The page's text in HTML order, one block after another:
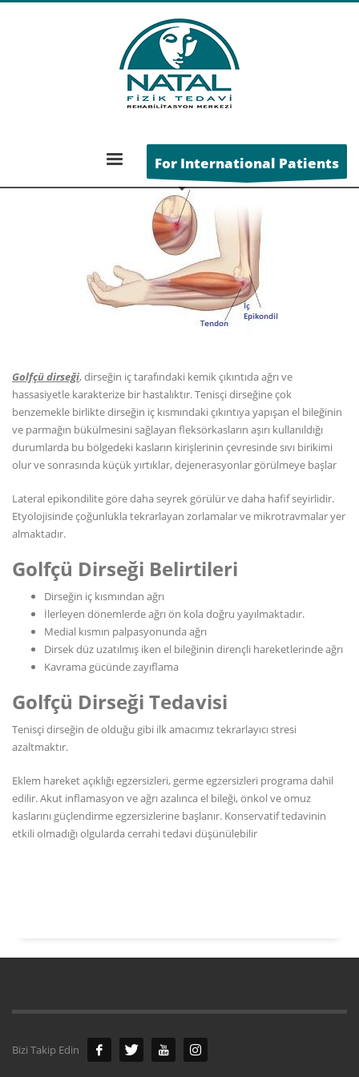
For International Patients
Golfçü Dirseği (Medial
Epikondilit)
Golfçü dirseği, dirseğin iç tarafındaki kemik çıkıntıda ağrı ve
hassasiyetle karakterize bir hastalıktır. Tenisçi dirseğine çok
benzemekle birlikte dirseğin iç kısmındaki çıkıntıya yapışan el bileğinin
ve parmağın bükülmesini sağlayan fleksörkasların aşırı kullanıldığı
durumlarda bu bölgedeki kasların kirişlerinin çevresinde sıvı birikimi
olur ve sonrasında küçük yırtıklar, dejenerasyonlar görülmeye başlar
Lateral epikondilite göre daha seyrek görülür ve daha hafif seyirlidir.
Etyolojisinde çoğunlukla tekrarlayan zorlamalar ve mikrotravmalar yer
almaktadır.
Golfçü Dirseği Belirtileri
Dirseğin iç kısmından ağrı
İlerleyen dönemlerde ağrı ön kola doğru yayılmaktadır.
Medial kısmın palpasyonunda ağrı
Dirsek düz uzatılmış iken el bileğinin dirençli hareketlerinde ağrı
Kavrama gücünde zayıflama
Golfçü Dirseği Tedavisi
Tenisçi dirseğin de olduğu gibi ilk amacımız tekrarlayıcı stresi
azaltmaktır.
Eklem hareket açıklığı egzersizleri, germe egzersizleri programa dahil
edilir. Akut inflamasyon ve ağrı azalınca el bileği, önkol ve omuz
kaslarını güçlendirme egzersizlerine başlanır. Konservatif tedavinin
etkili olmadığı olgularda cerrahi tedavi düşünülebilir
Bizi Takip Edin